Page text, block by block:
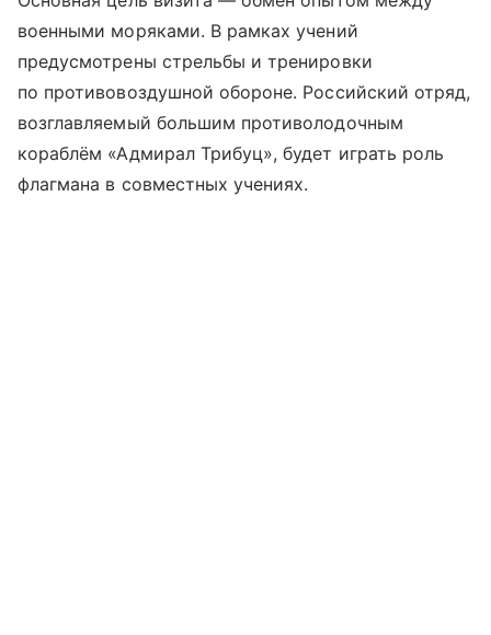
военными моряками. В рамках учений
предусмотрены стрельбы и тренировки
по противовоздушной обороне. Российский отряд,
возглавляемый большим противолодочным
кораблём «Адмирал Трибуц», будет играть роль
флагмана в совместных учениях.